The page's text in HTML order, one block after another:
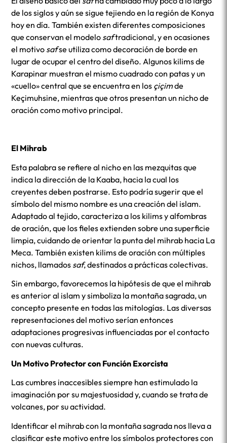
de los siglos y aún se sigue tejiendo en la región de Konya
hoy en día. También existen diferentes composiciones
que conservan el modelo saftradicional, y en ocasiones
el motivo safse utiliza como decoración de borde en
lugar de ocupar el centro del diseño. Algunos kilims de
Karapinar muestran el mismo cuadrado con patas y un
«cuello» central que se encuentra en los çiçimde
Keçimuhsine, mientras que otros presentan un nicho de
oración como motivo principal.
El Mihrab
Esta palabra se refiere al nicho en las mezquitas que
indica la dirección de la Kaaba, hacia la cual los
creyentes deben postrarse. Esto podría sugerir que el
símbolo del mismo nombre es una creación del islam.
Adaptado al tejido, caracteriza a los kilims y alfombras
de oración, que los fieles extienden sobre una superficie
limpia, cuidando de orientar la punta del mihrab hacia La
Meca. También existen kilims de oración con múltiples
nichos, llamados saf, destinados a prácticas colectivas.
Sin embargo, favorecemos la hipótesis de que el mihrab
es anterior al islam y simboliza la montaña sagrada, un
concepto presente en todas las mitologías. Las diversas
representaciones del motivo serían entonces
adaptaciones progresivas influenciadas por el contacto
con nuevas culturas.
Un Motivo Protector con Función Exorcista
Las cumbres inaccesibles siempre han estimulado la
imaginación por su majestuosidad y, cuando se trata de
volcanes, por su actividad.
Identificar el mihrab con la montaña sagrada nos lleva a
clasificar este motivo entre los símbolos protectores con